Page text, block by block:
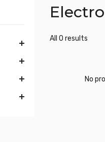
All 0 results
No